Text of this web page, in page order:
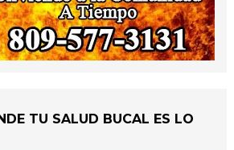
TU SALUD BUCAL ES LO